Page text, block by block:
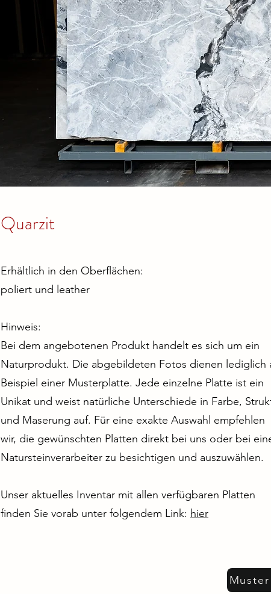
Quarzit
Erhältlich in den Oberflächen:
poliert und leather
Hinweis:
Bei dem angebotenen Produkt handelt es sich um ein
Naturprodukt. Die abgebildeten Fotos dienen lediglich
Beispiel einer Musterplatte. Jede einzelne Platte ist ein
Unikat und weist natürliche Unterschiede in Farbe,
und Maserung auf. Für eine exakte Auswahl empfehlen
wir, die gewünschten Platten direkt bei uns oder bei
Natursteinverarbeiter zu besichtigen und auszuwählen.
Unser aktuelles Inventar mit allen verfügbaren Platten
finden Sie vorab unter folgendem Link: hier